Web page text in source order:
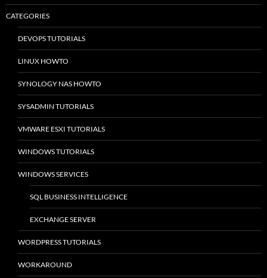
CATEGORIES
DEVOPS TUTORIALS
LINUX HOWTO
SYNOLOGY NAS HOWTO
SYSADMIN TUTORIALS
VMWARE ESXI TUTORIALS
WINDOWS TUTORIALS
WINDOWS SERVICES
SQL BUSINESS INTELLIGENCE
EXCHANGE SERVER
WORDPRESS TUTORIALS
WORKAROUND